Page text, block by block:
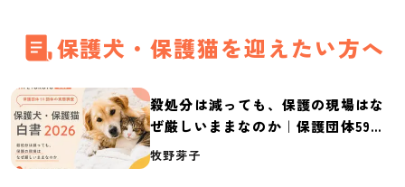
保護犬・保護猫を迎えたい方へ
殺処分は減っても、保護の現場はな
ぜ厳しいままなのか｜保護団体59団
体の実態調査【保護犬・保護猫白書
牧野芽子